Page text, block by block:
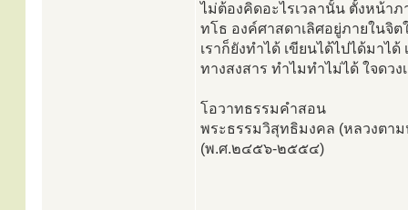
ไม่ต้องคิดอะไรเวลานั้น ตั้งหน้า
ทโธ องค์ศาสดาเลิศอยู่ภายในจิ
เราก็ยังทำได้ เขียนได้ไปได้มาไ
ทางสงสาร ทำไมทำไม่ได้ ใจดว
โอวาทธรรมคำสอน
พระธรรมวิสุทธิมงคล (หลวงตา
(พ.ศ.๒๔๕๖-๒๕๕๔)